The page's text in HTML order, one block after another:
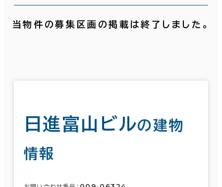
当物件の募集区画の掲載は終了しました。
日進富山ビルの建物
情報